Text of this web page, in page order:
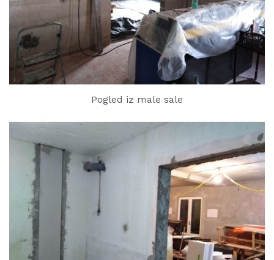
Pogled iz male sale